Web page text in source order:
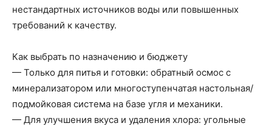
нестандартных источников воды или повышенных
требований к качеству.
Как выбрать по назначению и бюджету
— Только для питья и готовки: обратный осмос с
минерализатором или многоступенчатая настольная/
подмойковая система на базе угля и механики.
— Для улучшения вкуса и удаления хлора: угольные